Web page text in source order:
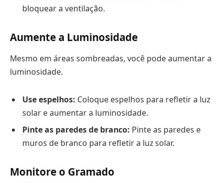
bloquear a ventilação.
Aumente a Luminosidade
Mesmo em áreas sombreadas, você pode aumentar a
luminosidade.
Use espelhos: Coloque espelhos para refletir a luz
solar e aumentar a luminosidade.
Pinte as paredes de branco: Pinte as paredes e
muros de branco para refletir a luz solar.
Monitore o Gramado